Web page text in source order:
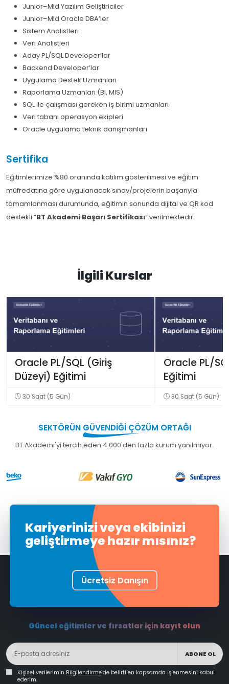
Junior–Mid Yazılım Geliştiriciler
Junior–Mid Oracle DBA’ler
Sistem Analistleri
Veri Analistleri
Aday PL/SQL Developer’lar
Backend Developer’lar
Uygulama Destek Uzmanları
Raporlama Uzmanları (BI, MIS)
SQL ile çalışması gereken iş birimi uzmanları
Veri tabanı operasyon ekipleri
Oracle uygulama teknik danışmanları
Sertifika
Eğitimlerimize %80 oranında katılım gösterilmesi ve eğitim
müfredatına göre uygulanacak sınav/projelerin başarıyla
tamamlanması durumunda, eğitimin sonunda dijital ve QR kod
destekli “BT Akademi Başarı Sertifikası” verilmektedir.
İlgili Kurslar
Oracle PL/SQL (Giriş
Düzeyi) Eğitimi
30 Saat (5 Gün)
Oracle PL/
Eğitimi
30 Saat (5 Gün)
SEKTÖRÜN GÜVENDİĞİÇÖZÜM ORTAĞI
BT Akademi'yi tercih eden 4.000'den fazla kurum yanılmıyor.
Kariyerinizi veya ekibinizi
geliştirmeye hazır mısınız?
Ücretsiz Danışın
Güncel eğitimler ve fırsatlar için kayıt olun
ABONE OL
Kişisel verilerimin Bilgilendirme'de belirtilen kapsamda işlenmesini kabul
ederim.